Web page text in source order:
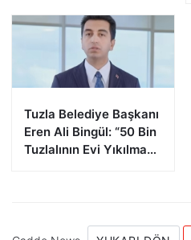
Tuzla Belediye Başkanı
Eren Ali Bingül: “50 Bin
Tuzlalının Evi Yıkılma